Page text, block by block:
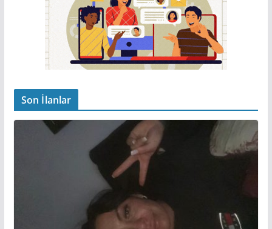
Son İlanlar